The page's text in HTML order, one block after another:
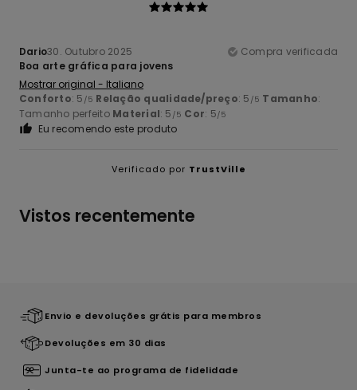
Dario30. Outubro 2025
Compra verificada
Boa arte gráfica para jovens
Mostrar original - Italiano
Conforto: 5 /5 Relação qualidade/preço: 5 /5 Tamanho:
Tamanho perfeito Material: 5 /5 Cor: 5/5
Eu recomendo este produto
Verificado por TrustVille
Vistos recentemente
Envio e devoluções grátis para membros
Devoluções em 30 dias
Junta-te ao programa de fidelidade